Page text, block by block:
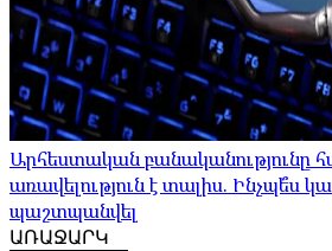
Արհեստական ​​բանականությունը
առավելություն է տալիս. Ինչպե՞ս
պաշտպանվել
ԱՌԱՋԱՐԿ